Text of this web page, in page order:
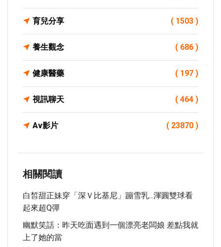
育兒分享 ( 1503 )
養生觀念 ( 686 )
健康醫藥 ( 197 )
視訊聊天 ( 464 )
Av影片 ( 23870 )
相關閱讀
白皙甜正妹穿「深Ｖ比基尼」蹦雪乳...渾圓雙球看
起來超Q彈
幽默笑話：昨天吃面遇到一個漂亮老闆娘 差點我就
上了她的當